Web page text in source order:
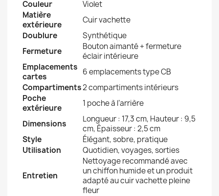
Couleur
Violet
Matière
extérieure
Cuir vachette
Doublure
Synthétique
Fermeture
Bouton aimanté + fermeture
éclair intérieure
Emplacements
cartes
6 emplacements type CB
Compartiments2 compartiments intérieurs
Poche
extérieure
1 poche à l’arrière
Dimensions
Longueur : 17,3 cm, Hauteur : 9,5
cm, Épaisseur : 2,5 cm
Style
Élégant, sobre, pratique
Utilisation
Quotidien, voyages, sorties
Entretien
Nettoyage recommandé avec
un chiffon humide et un produit
adapté au cuir vachette pleine
fleur